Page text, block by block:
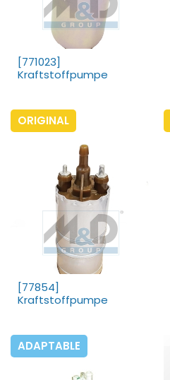
[771023]
Kraftstoffpumpe
ORIGINAL
[77854]
Kraftstoffpumpe
ADAPTABLE